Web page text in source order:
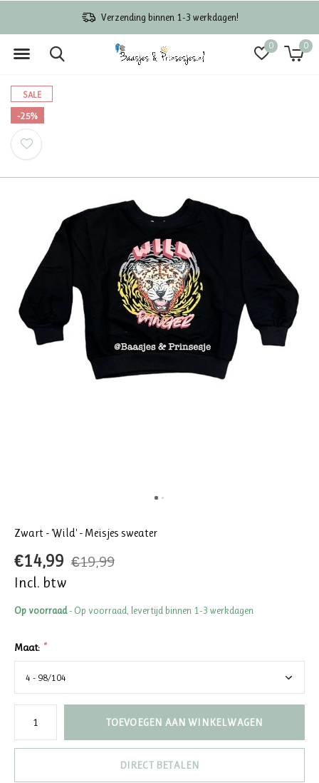
0 0
Verzending binnen 1-3 werkdagen!
SALE
-25%
Zwart - 'Wild' - Meisjes sweater
€14,99 €19,99
Incl. btw
Op voorraad- Op voorraad, levertijd binnen 1-3 werkdagen
Maat: *
TOEVOEGEN AAN WINKELWAGEN
DIRECT BETALEN